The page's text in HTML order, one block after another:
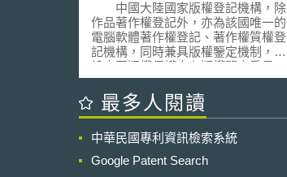
中國大陸國家版權登記機構，除
作品著作權登記外，亦為該國唯一的
電腦軟體著作權登記、著作權質權登
記機構，同時兼具版權鑒定機制，內
設中國版權保護中心版權鑒定委員
會，收錄於最高人民法院、北京市高
級人民法院鑒定機構名單，首創提出
該國自主智慧財產權的DCI（Digital
別碼）體系，並以此為核心建構全國
互聯網版權基礎設施，為中國大陸國
家新聞出版署、國家版權局直屬事業
最多人閱讀
中華民國專利資訊檢索系統
Google Patent Search